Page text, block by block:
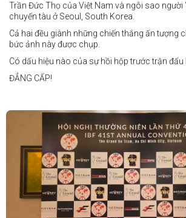
"Tôi biết mình bắt đầu sự nghiệp quyền Anh
vậy tôi phải trân trọng và nắm bắt mọi cơ hội
FIGHTS IN THE CITY
Trần Đức Thọ của Việt Nam và ngôi sao người
chuyến tàu ở Seoul, South Korea.
Cả hai đều giành những chiến thắng ấn tượng
bức ảnh này được chụp.
Có dấu hiệu nào của sự hồi hộp trước trận đấu
ĐẲNG CẤP!